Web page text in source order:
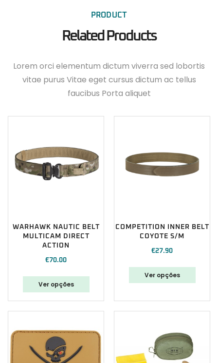
PRODUCT
Related Products
Lorem orci elementum dictum viverra sed lobortis
vitae purus Vitae eget cursus dictum ac tellus
faucibus Porta aliquet
WARHAWK NAUTIC BELT
MULTICAM DIRECT
ACTION
€70.00
Ver opções
COMPETITION INNER BELT
COYOTE S/M
€27.90
Ver opções